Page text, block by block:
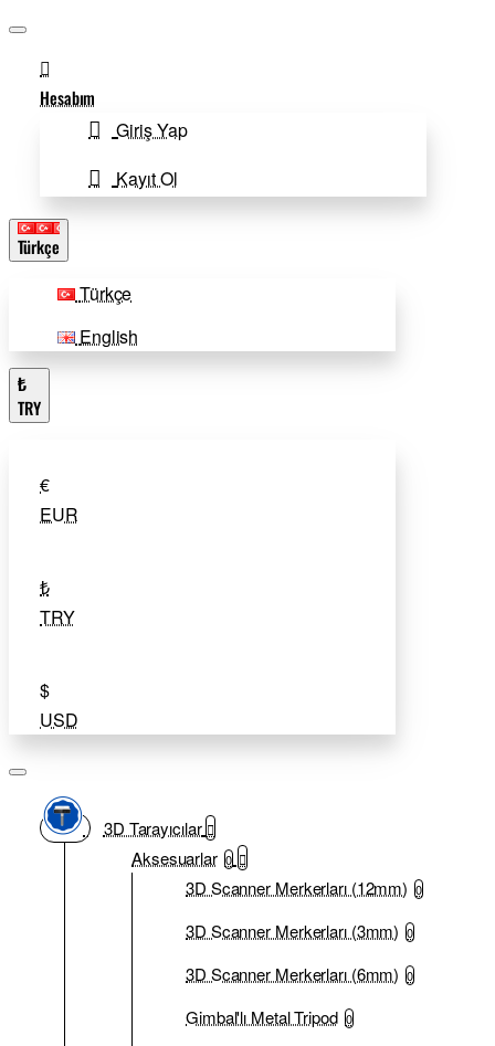
Hesabım
Giriş Yap
Kayıt Ol
Türkçe
Türkçe
English
₺
TRY
€
EUR
₺
TRY
$
USD
3D Tarayıcılar
Aksesuarlar 0
3D Scanner Merkerları (12mm) 0
3D Scanner Merkerları (3mm) 0
3D Scanner Merkerları (6mm) 0
Gimbal'lı Metal Tripod 0